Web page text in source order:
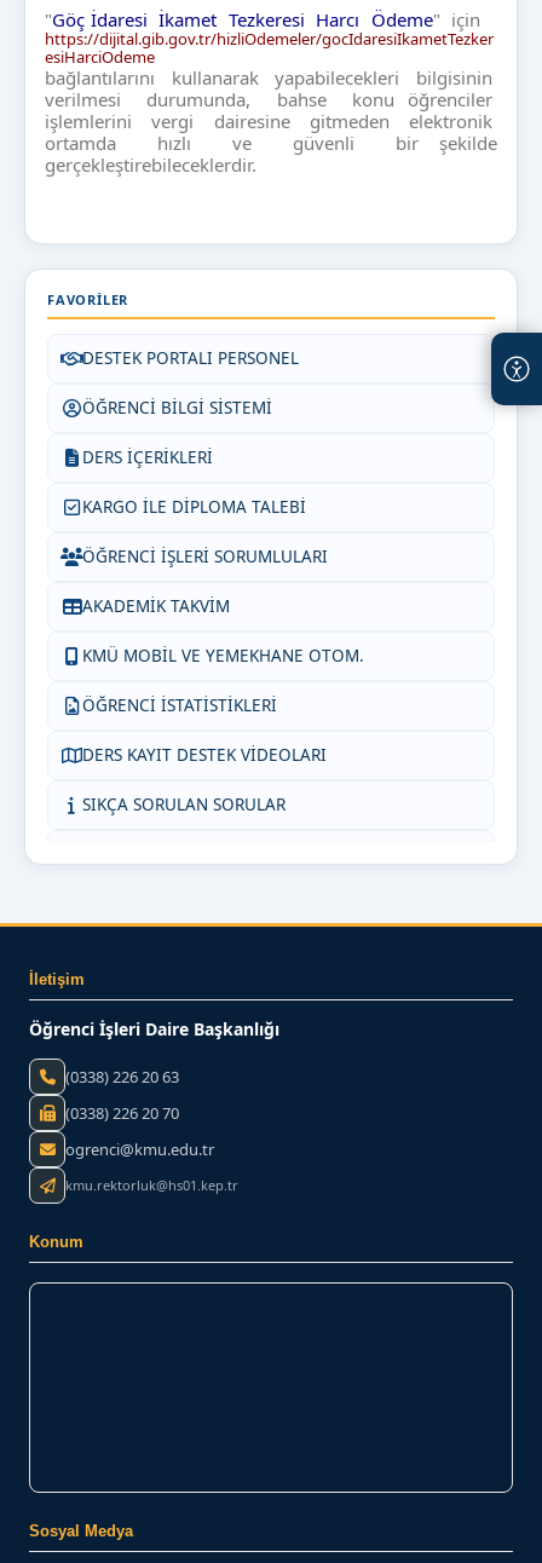
"Göç İdaresi İkamet Tezkeresi Harcı Ödeme" için
https://dijital.gib.gov.tr/hizliOdemeler/gocIdaresiIkametTezker
esiHarciOdeme
bağlantılarını kullanarak yapabilecekleri bilgisinin
verilmesi durumunda, bahse konu öğrenciler
işlemlerini vergi dairesine gitmeden elektronik
ortamda hızlı ve güvenli bir şekilde
gerçekleştirebileceklerdir.
FAVORILER
DESTEK PORTALI PERSONEL
ÖĞRENCİ BİLGİ SİSTEMİ
DERS İÇERİKLERİ
KARGO İLE DİPLOMA TALEBİ
ÖĞRENCİ İŞLERİ SORUMLULARI
AKADEMİK TAKVİM
KMÜ MOBİL VE YEMEKHANE OTOM.
ÖĞRENCİ İSTATİSTİKLERİ
DERS KAYIT DESTEK VİDEOLARI
SIKÇA SORULAN SORULAR
BİZE YAZIN
İletişim
Öğrenci İşleri Daire Başkanlığı
(0338) 226 20 63
(0338) 226 20 70
ogrenci@kmu.edu.tr
kmu.rektorluk@hs01.kep.tr
Konum
Sosyal Medya